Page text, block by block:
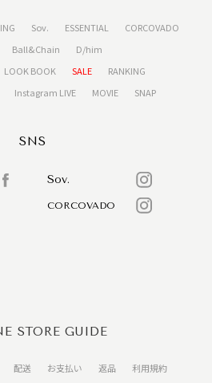
Sov. ESSENTIAL
CORCOVADO
Ball&Chain
D/him
LOOK BOOK SALE
RANKING
Instagram LIVE MOVIE SNAP
SNS
Sov.
CORCOVADO
STORE GUIDE
配送 お支払い 返品 利用規約